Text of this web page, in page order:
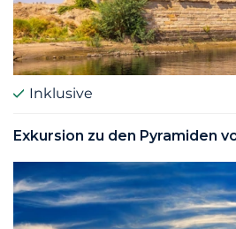
Inklusive
Exkursion zu den Pyramiden